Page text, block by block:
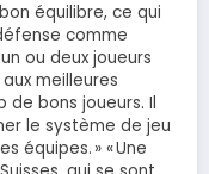
équilibre, ce qui
comme
ou deux joueurs
meilleures
de bons joueurs. Il
le système de jeu
équipes. » « Une